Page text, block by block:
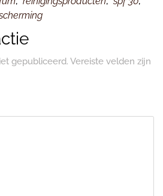
gepubliceerd. Vereiste velden zijn